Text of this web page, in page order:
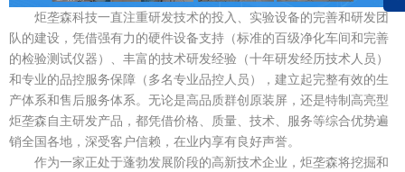
炬垄森科技一直注重研发技术的投入、实验设备的完善和研发团
队的建设，凭借强有力的硬件设备支持（标准的百级净化车间和完善
的检验测试仪器）、丰富的技术研发经验（十年研发经历技术人员）
和专业的品控服务保障（多名专业品控人员），建立起完整有效的生
产体系和售后服务体系。无论是高品质群创原装屏，还是特制高亮型
炬垄森自主研发产品，都凭借价格、质量、技术、服务等综合优势遍
销全国各地，深受客户信赖，在业内享有良好声誉。
作为一家正处于蓬勃发展阶段的高新技术企业，炬垄森将挖掘和